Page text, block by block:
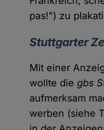
pas!") zu
Stuttgarter
Mit einer
wollte die gbs
aufmerksam
werben (siehe